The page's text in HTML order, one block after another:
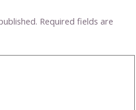
Required fields are